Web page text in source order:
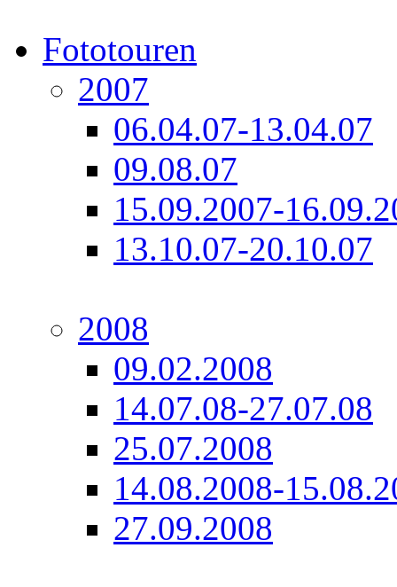
Fototouren
2007
06.04.07-13.04.07
09.08.07
15.09.2007-
13.10.07-20.10.07
2008
09.02.2008
14.07.08-27.07.08
25.07.2008
14.08.2008-
27.09.2008